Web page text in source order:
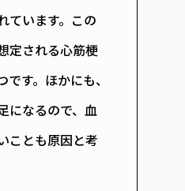
ています。この
定される心筋梗
す。ほかにも、
になるので、血
ことも原因と考